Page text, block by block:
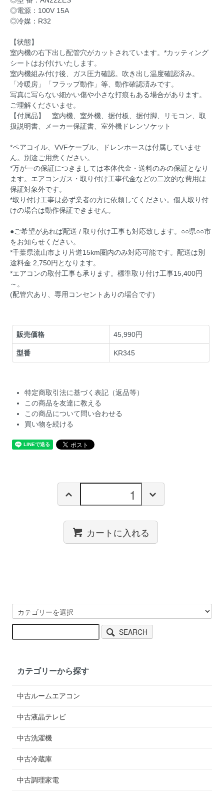
◎電源：100V 15A
◎冷媒：R32
【状態】
室内機の右下出し配管穴がカットされています。*カッティング
シートはお付けいたします。
室内機組み付け後、ガス圧力確認。吹き出し温度確認済み。
「冷暖房」「フラップ動作」等、動作確認済みです。
写真に写らない細かい傷や小さな打痕もある場合があります。
ご理解くださいませ。
【付属品】 室内機、室外機、据付板、据付脚、リモコン、取
扱説明書、メーカー保証書、室外機ドレンソケット
*ペアコイル、VVFケーブル、ドレンホースは付属していませ
ん。別途ご用意ください。
*万が一の保証につきましては本体代金・送料のみの保証となり
ます。エアコンガス・取り付け工事代金などの二次的な費用は
保証対象外です。
*取り付け工事は必ず業者の方に依頼してください。個人取り付
けの場合は動作保証できません。
●ご希望があれば配送 / 取り付け工事も対応致します。○○県○○市
をお知らせください。
*千葉県流山市より片道15km圏内のみ対応可能です。配送は別
途料金 2,750円となります。
*エアコンの取付工事も承ります。標準取り付け工事15,400円
～。
(配管穴あり、専用コンセントありの場合です)
販売価格 45,990円
型番 KR345
特定商取引法に基づく表記（返品等）
この商品を友達に教える
この商品について問い合わせる
買い物を続ける
カートに入れる
SEARCH
カテゴリーから探す
中古ルームエアコン
中古液晶テレビ
中古洗濯機
中古冷蔵庫
中古調理家電